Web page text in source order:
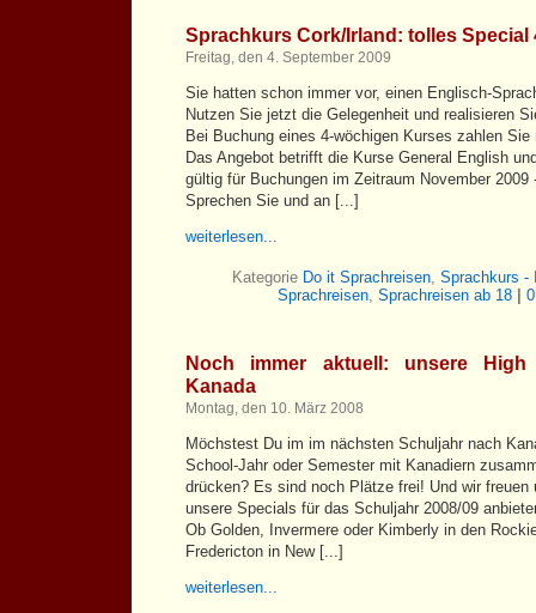
Sprachkurs Cork/Irland: tolles Special
Freitag, den 4. September 2009
Sie hatten schon immer vor, einen Englisch-
Nutzen Sie jetzt die Gelegenheit und realisieren
Bei Buchung eines 4-wöchigen Kurses zahlen Sie
Das Angebot betrifft die Kurse General English
gültig für Buchungen im Zeitraum November 2009
Sprechen Sie und an [...]
weiterlesen...
Kategorie Do it Sprachreisen, Sprachkurs -
Sprachreisen, Sprachreisen ab 18
Noch immer aktuell: unsere High
Kanada
Montag, den 10. März 2008
Möchstest Du im im nächsten Schuljahr nach
School-Jahr oder Semester mit Kanadiern
drücken? Es sind noch Plätze frei! Und wir freuen
unsere Specials für das Schuljahr 2008/09
Ob Golden, Invermere oder Kimberly in den
Fredericton in New [...]
weiterlesen...